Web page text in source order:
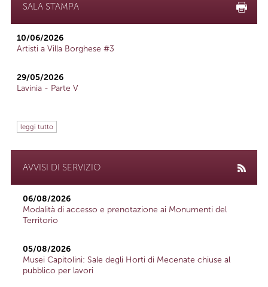
SALA STAMPA
10/06/2026
Artisti a Villa Borghese #3
29/05/2026
Lavinia - Parte V
leggi tutto
AVVISI DI SERVIZIO
06/08/2026
Modalità di accesso e prenotazione ai Monumenti del
Territorio
05/08/2026
Musei Capitolini: Sale degli Horti di Mecenate chiuse al
pubblico per lavori